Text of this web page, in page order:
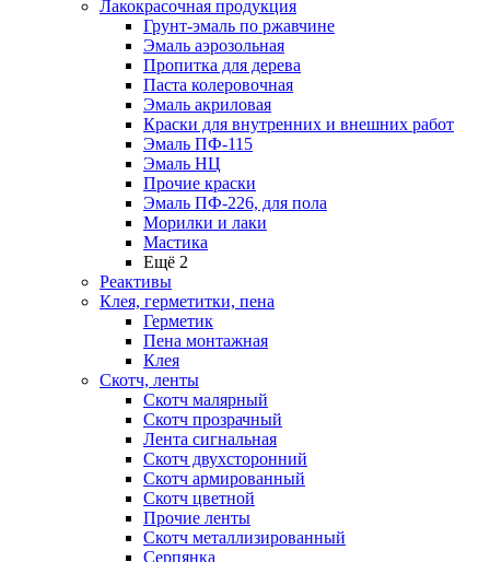
Лакокрасочная продукция
Грунт-эмаль по ржавчине
Эмаль аэрозольная
Пропитка для дерева
Паста колеровочная
Эмаль акриловая
Краски для внутренних и внешних работ
Эмаль ПФ-115
Эмаль НЦ
Прочие краски
Эмаль ПФ-226, для пола
Морилки и лаки
Мастика
Ещё 2
Реактивы
Клея, герметитки, пена
Герметик
Пена монтажная
Клея
Скотч, ленты
Скотч малярный
Скотч прозрачный
Лента сигнальная
Скотч двухсторонний
Скотч армированный
Скотч цветной
Прочие ленты
Скотч металлизированный
Серпянка